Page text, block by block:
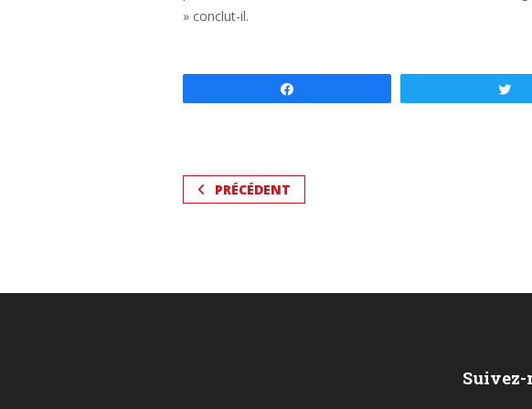
» conclut-il.
PRÉCÉDENT
Suivez-